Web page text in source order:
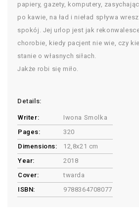
papiery, gazety, komputery,
po kawie, na ład i nieład spływa
spokój. Jej urlop jest jak
chorobie, kiedy pacjent nie wie, czy
stanie o własnych siłach.
Jakże robi się miło.
Details:
Writer:
Iwona Smolka
Pages:
320
Dimensions:
12,8x21 cm
Year:
2018
Cover:
twarda
ISBN:
9788364708077